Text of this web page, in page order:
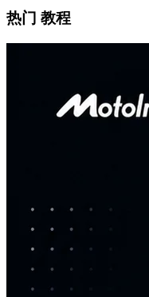
热门 教程